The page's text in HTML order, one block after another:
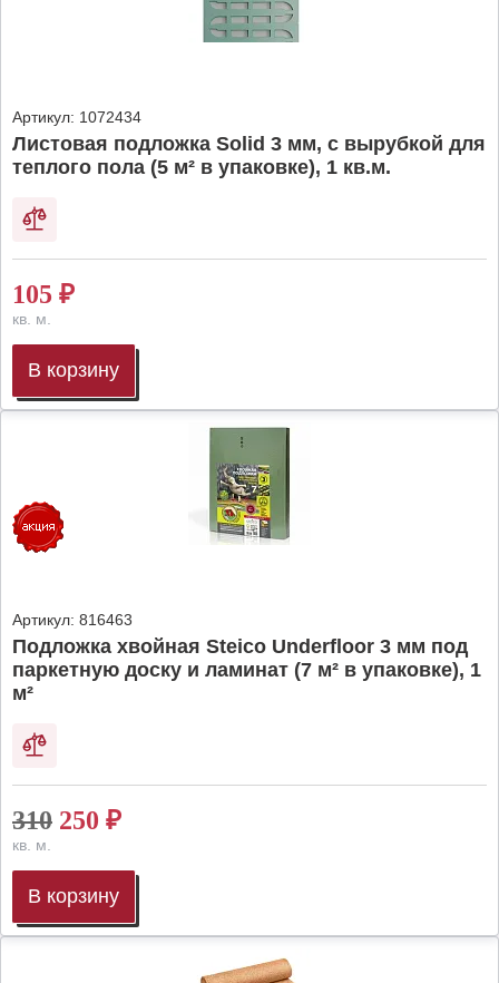
Артикул: 1072434
Листовая подложка Solid 3 мм, с вырубкой для
теплого пола (5 м² в упаковке), 1 кв.м.
105 ₽
кв. м.
В корзину
Артикул: 816463
Подложка хвойная Steico Underfloor 3 мм под
паркетную доску и ламинат (7 м² в упаковке), 1
м²
310 250 ₽
кв. м.
В корзину